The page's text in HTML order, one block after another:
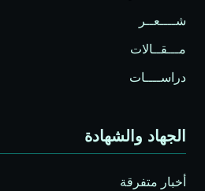
شــــعــر
مـــقــالات
دراســــات
الجهاد والشهادة
أخبار متفرقة